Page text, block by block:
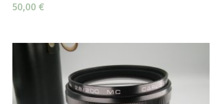
50,00 €